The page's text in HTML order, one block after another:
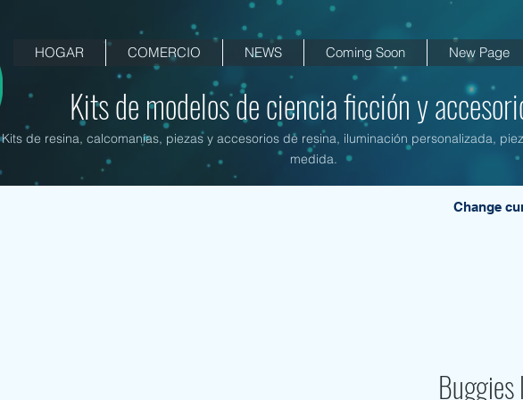
HOGAR COMERCIO NEWS Coming Soon New Page
Kits de modelos de ciencia ficción y
Kits de resina, calcomanías, piezas y accesorios de resina, iluminación personalizada,
medida.
Change